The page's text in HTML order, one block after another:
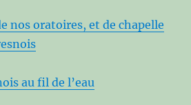
nos oratoires, et de chapelle
au fil de l’eau